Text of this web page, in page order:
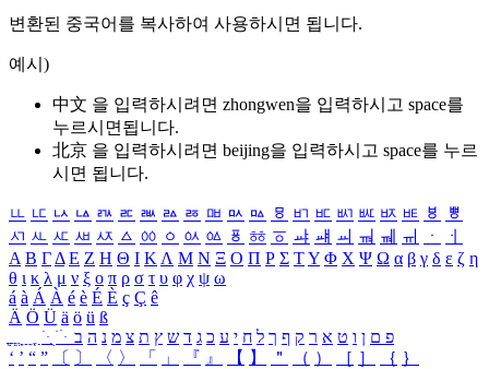
변환된 중국어를 복사하여 사용하시면 됩니다.
예시)
中文 을 입력하시려면 zhongwen을 입력하시고 space를
누르시면됩니다.
北京 을 입력하시려면 beijing을 입력하시고 space를 누르
시면 됩니다.
ㅥ ㅦ ㅧ ㅨ ㅩ ㅪ ㅫ ㅬ ㅭ ㅮ ㅯ ㅰ ㅱ ㅲ ㅳ ㅴ ㅵ ㅶ ㅷ ㅸ
ㅹ
ㅺ ㅻ ㅼ ㅽ ㅾ ㅿ ㆀ ㆁ ㆂ ㆃ ㆄ ㆅ ㆆ ㆇ ㆈ ㆉ ㆊ ㆋ ㆌ ㆍ
ㆎ
Α Β ΓΔ Ε Ζ Η Θ Ι ΚΛ Μ Ν Ξ Ο Π Ρ Σ ΤΥ Φ Χ Ψ Ω α β γ δ ε ζ η
θ ι κ λ μ ν ξ ο π ρ σ τ υ φ χ ψ ω
á à Á À é è É È ç Ç ê
Ä Ö Ü ä ö ü ß
ִֶֹ ֻּ ׁׂ פ ם ן ו ט א ר ק ף ך ל ח י ע כ ג ד ש ץ ת צ מ נ ה ב
‘ ’ “ ” 〔 〕 〈 〉 「 」 『 』 【 】 ＂ （ ） ［ ］ ｛ ｝